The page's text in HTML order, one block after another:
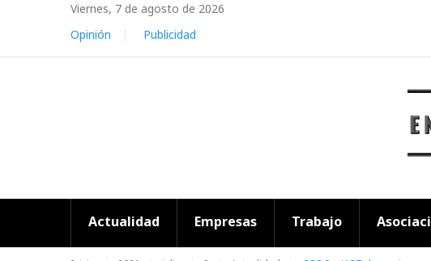
Viernes, 7 de agosto de 2026
Opinión
Publicidad
Actualidad Empresas Trabajo